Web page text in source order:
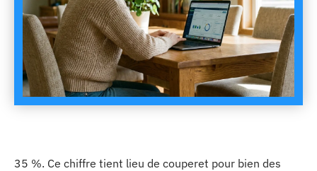
35 %. Ce chiffre tient lieu de couperet pour bien des